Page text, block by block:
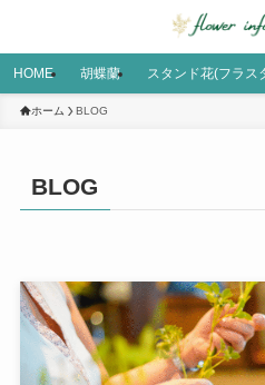
HOME 胡蝶蘭 スタンド花(フラス
ホーム BLOG
BLOG